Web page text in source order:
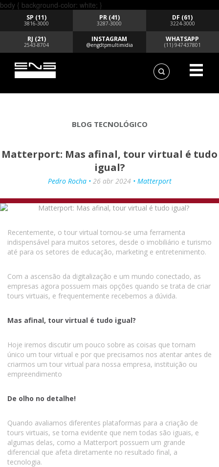
body { background-color: white; }
SP (11)
3816-3000
PR (41)
3287-3000
DF (61)
3224-3000
RJ (21)
2543-8704
INSTAGRAM
@engdtpmultimidia
WHATSAPP
(11) 947437801
BLOG TECNOLÓGICO
Matterport: Mas afinal, tour virtual é tudo
igual?
Pedro Rocha • 26 abr 2024• Matterport
Recentemente, o tour virtual tornou-se uma ferramenta
indispensável para muitos setores, desde o imobiliário e turismo
até para os setores de educação, marketing e entretenimento.
Com a ascensão da digitalização e um mundo conectado, as
empresas agora possuem mais opções quando se trata de criar
tours virtuais, e frequentemente recebemos a dúvida.
Mas afinal, tour virtual é tudo igual?
Hoje iremos discutir um pouco sobre as coisas que tornam
único um tour virtual e por que precisamos nos atentar antes de
criarmos um tour virtual para nossa empresa, instituição ou
empreendimento
De olho no detalhe!
Quando avaliamos diferentes plataformas para a criação de
tours virtuais, se torna evidente que nem todas são iguais, e
algumas delas, como a Matterport possuem um grande
diferencial que afeta diretamente no resultado final, a
tecnologia.